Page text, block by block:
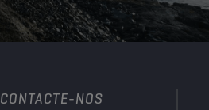
CONTACTE-NOS